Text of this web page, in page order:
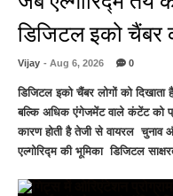
डिजिटल इको चैंबर
Vijay - Aug 6, 2026 0
डिजिटल इको चैंबर लोगों को
बल्कि अधिक एंगेजमेंट वाले कंटेंट को
कारण होती है तेजी से वायरल चुनाव
एल्गोरिद्म की भूमिका डिजिटल